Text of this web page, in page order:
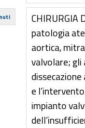
CHIRURGIA
patologia
aortica,
valvolare; gli
e
impianto